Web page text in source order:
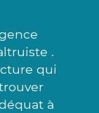
.
qui
à